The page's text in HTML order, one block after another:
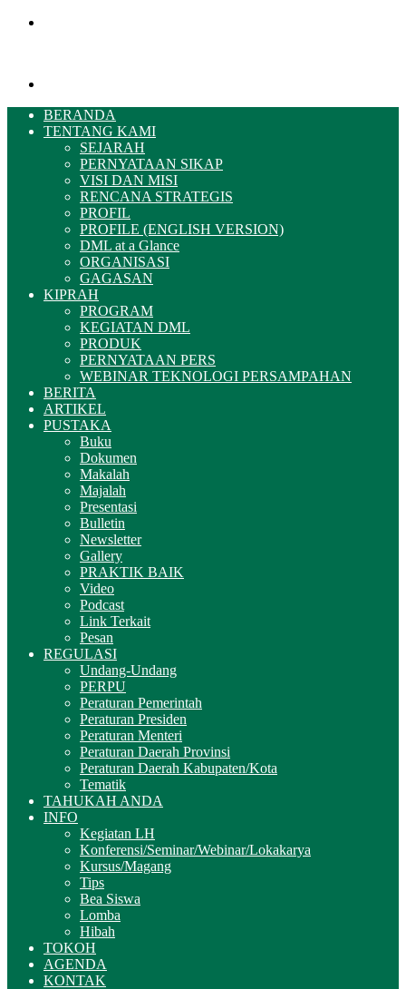
BERANDA
TENTANG KAMI
SEJARAH
PERNYATAAN SIKAP
VISI DAN MISI
RENCANA STRATEGIS
PROFIL
PROFILE (ENGLISH VERSION)
DML at a Glance
ORGANISASI
GAGASAN
KIPRAH
PROGRAM
KEGIATAN DML
PRODUK
PERNYATAAN PERS
WEBINAR TEKNOLOGI PERSAMPAHAN
BERITA
ARTIKEL
PUSTAKA
Buku
Dokumen
Makalah
Majalah
Presentasi
Bulletin
Newsletter
Gallery
PRAKTIK BAIK
Video
Podcast
Link Terkait
Pesan
REGULASI
Undang-Undang
PERPU
Peraturan Pemerintah
Peraturan Presiden
Peraturan Menteri
Peraturan Daerah Provinsi
Peraturan Daerah Kabupaten/Kota
Tematik
TAHUKAH ANDA
INFO
Kegiatan LH
Konferensi/Seminar/Webinar/Lokakarya
Kursus/Magang
Tips
Bea Siswa
Lomba
Hibah
TOKOH
AGENDA
KONTAK